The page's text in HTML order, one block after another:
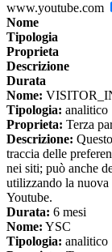
www.youtube.com
Nome
Tipologia
Proprieta
Descrizione
Durata
Nome:
Tipologia: analitico
Proprieta: Terza
Descrizione:
traccia delle
nei siti; può anche
utilizzando la
Youtube.
Durata: 6 mesi
Nome: YSC
Tipologia: analitico